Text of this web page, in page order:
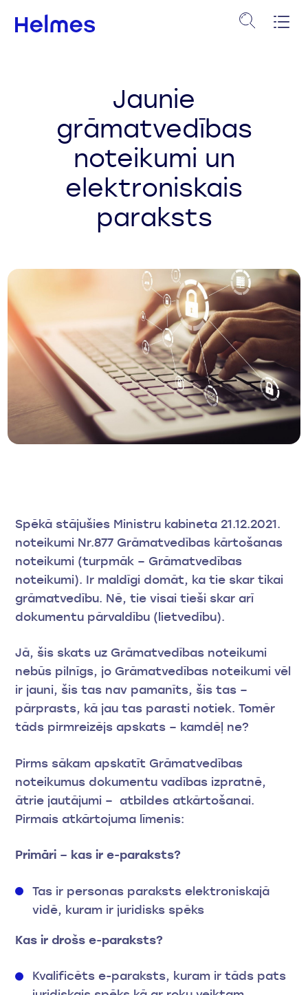
Jaunie
grāmatvedības
noteikumi un
elektroniskais
paraksts
Spēkā stājušies Ministru kabineta 21.12.2021.
noteikumi Nr.877 Grāmatvedības kārtošanas
noteikumi (turpmāk – Grāmatvedības
noteikumi). Ir maldīgi domāt, ka tie skar tikai
grāmatvedību. Nē, tie visai tieši skar arī
dokumentu pārvaldību (lietvedību).
Jā, šis skats uz Grāmatvedības noteikumi
nebūs pilnīgs, jo Grāmatvedības noteikumi vēl
ir jauni, šis tas nav pamanīts, šis tas –
pārprasts, kā jau tas parasti notiek. Tomēr
tāds pirmreizējs apskats – kamdēļ ne?
Pirms sākam apskatīt Grāmatvedības
noteikumus dokumentu vadības izpratnē,
ātrie jautājumi – atbildes atkārtošanai.
Pirmais atkārtojuma līmenis:
Primāri – kas ir e-paraksts?
Tas ir personas paraksts elektroniskajā
vidē, kuram ir juridisks spēks
Kas ir drošs e-paraksts?
Kvalificēts e-paraksts, kuram ir tāds pats